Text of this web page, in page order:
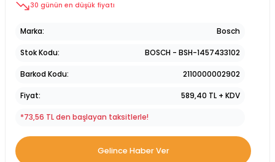
30 günün en düşük fiyatı
Marka Bosch
Stok Kodu BOSCH - BSH-1457433102
Barkod Kodu 2110000002902
Fiyat 589,40 TL + KDV
*73,56 TL den başlayan taksitlerle!
Gelince Haber Ver